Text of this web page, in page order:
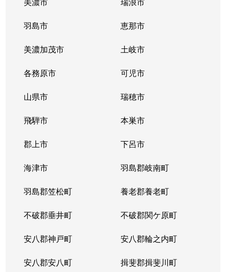
羽島市 恵那市
美濃加茂市 土岐市
各務原市 可児市
山県市 瑞穂市
飛騨市 本巣市
郡上市 下呂市
海津市 羽島郡岐南町
羽島郡笠松町 養老郡養老町
不破郡垂井町 不破郡関ケ原町
安八郡神戸町 安八郡輪之内町
安八郡安八町 揖斐郡揖斐川町